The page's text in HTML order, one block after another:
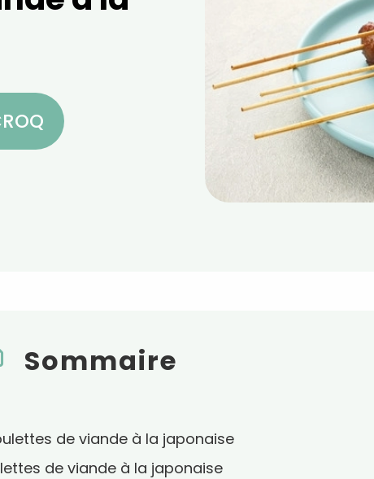
Sommaire
de viande à la japonaise
de viande à la japonaise